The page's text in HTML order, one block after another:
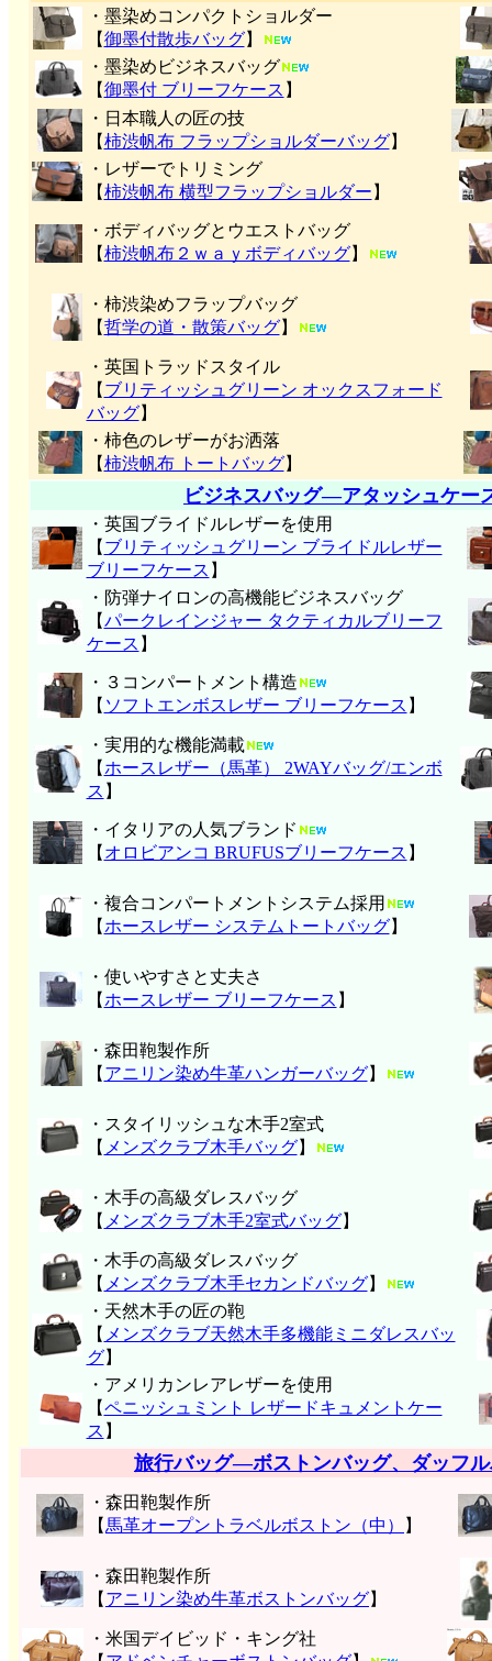
・墨染めコンパクトショルダー
【御墨付散歩バッグ】
・墨染めビジネスバッグ
【御墨付 ブリーフケース 】
・日本職人の匠の技
【柿渋帆布 フラップショルダーバッグ】
・レザーでトリミング
【柿渋帆布 横型フラップショルダー 】
・ボディバッグとウエストバッグ
【柿渋帆布２ｗａｙボディバッグ】
・柿渋染めフラップバッグ
【哲学の道・散策バッグ】
・英国トラッドスタイル
【 ブリティッシュグリーン オックスフォード
バッグ】
・柿色のレザーがお洒落
【柿渋帆布 トートバッグ】
ビジネスバッグ―アタッシュケー
・英国ブライドルレザーを使用
【 ブリティッシュグリーン ブライドルレザー
ブリーフケース 】
・防弾ナイロンの高機能ビジネスバッグ
【パークレインジャー タクティカルブリーフ
ケース 】
・３コンパートメント構造
【 ソフトエンボスレザー ブリーフケース 】
・実用的な機能満載
【 ホースレザー（馬革） 2WAYバッグ/エンボ
ス 】
・イタリアの人気ブランド
【 オロビアンコ BRUFUSブリーフケース 】
・複合コンパートメントシステム採用
【 ホースレザー システムトートバッグ】
・使いやすさと丈夫さ
【 ホースレザー ブリーフケース 】
・森田鞄製作所
【 アニリン染め牛革ハンガーバッグ】
・スタイリッシュな木手2室式
【 メンズクラブ木手バッグ】
・木手の高級ダレスバッグ
【 メンズクラブ木手2室式バッグ】
・木手の高級ダレスバッグ
【 メンズクラブ木手セカンドバッグ】
・天然木手の匠の鞄
【 メンズクラブ天然木手多機能ミニダレスバッ
グ】
・アメリカンレアレザーを使用
【ペニッシュミント レザードキュメントケー
ス 】
旅行バッグ―ボストンバッグ、ダッフ
・森田鞄製作所
【 馬革オープントラベルボストン（中） 】
・森田鞄製作所
【 アニリン染め牛革ボストンバッグ】
・米国デイビッド・キング社